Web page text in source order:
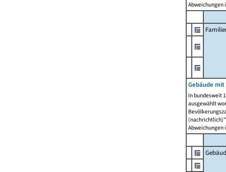
Abweichungen
Gebäude
In bundesweit
ausgewählt
Abweichungen